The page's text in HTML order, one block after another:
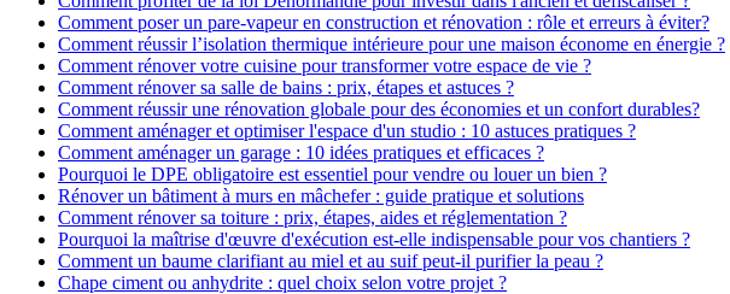
Comment poser un pare-vapeur en construction et rénovation : rôle et erreurs à éviter?
Comment réussir l’isolation thermique intérieure pour une maison économe en énergie ?
Comment rénover votre cuisine pour transformer votre espace de vie ?
Comment rénover sa salle de bains : prix, étapes et astuces ?
Comment réussir une rénovation globale pour des économies et un confort durables?
Comment aménager et optimiser l'espace d'un studio : 10 astuces pratiques ?
Comment aménager un garage : 10 idées pratiques et efficaces ?
Pourquoi le DPE obligatoire est essentiel pour vendre ou louer un bien ?
Rénover un bâtiment à murs en mâchefer : guide pratique et solutions
Comment rénover sa toiture : prix, étapes, aides et réglementation ?
Pourquoi la maîtrise d'œuvre d'exécution est-elle indispensable pour vos chantiers ?
Comment un baume clarifiant au miel et au suif peut-il purifier la peau ?
Chape ciment ou anhydrite : quel choix selon votre projet ?